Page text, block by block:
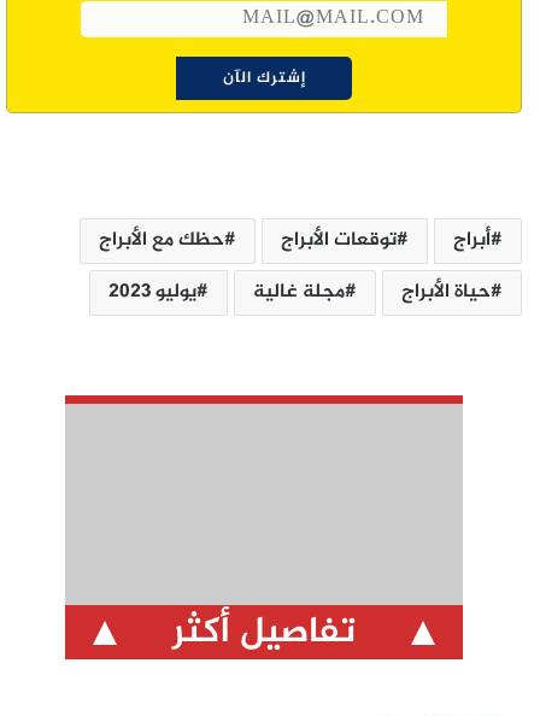
أبراج توقعات الأبراج
حظك مع الأبراج
حياة الأبراج
مجلة غالية يوليو 2023
تفاصيل أكثر